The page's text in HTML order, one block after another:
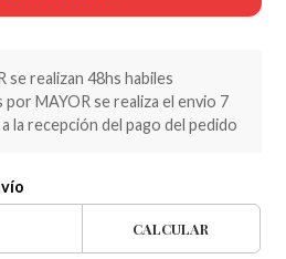
se realizan 48hs habiles
MAYOR se realiza el envio 7
la recepción del pago del pedido
CALCULAR